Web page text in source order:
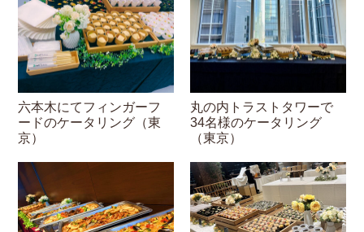
六本木にてフィンガーフ
ードのケータリング（東
京）
丸の内トラストタワーで
34名様のケータリング
（東京）